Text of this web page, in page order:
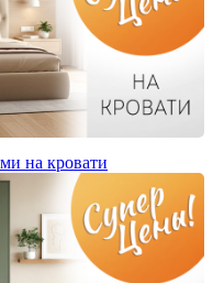
на кровати